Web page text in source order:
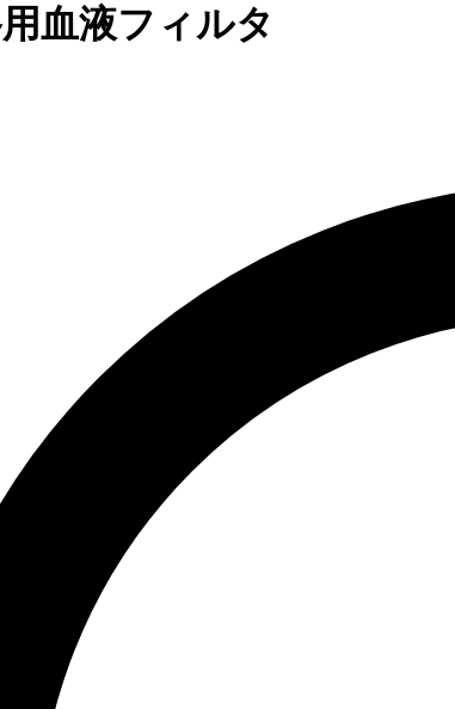
血液フィルタ